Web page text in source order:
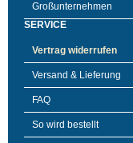
Großunternehmen
SERVICE
Vertrag widerrufen
Versand & Lieferung
FAQ
So wird bestellt